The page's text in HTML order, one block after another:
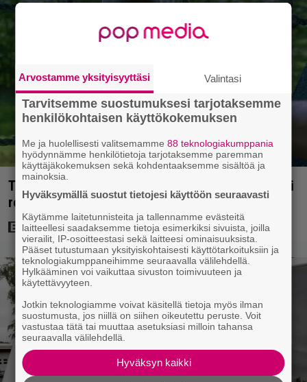
Tuleva videopelielokuva jäi Sam Neillin viimeiseksi
rooliksi
Arvostamme yksityisyyttäsi Valintasi
Tarvitsemme suostumuksesi tarjotaksemme
henkilökohtaisen käyttökokemuksen
Me ja huolellisesti valitsemamme88 teknologiakumppania
hyödynnämme henkilötietoja tarjotaksemme paremman
käyttäjäkokemuksen sekä kohdentaaksemme sisältöä ja
mainoksia.
Hyväksymällä suostut tietojesi käyttöön seuraavasti
Käytämme laitetunnisteita ja tallennamme evästeitä
laitteellesi saadaksemme tietoja esimerkiksi sivuista, joilla
vierailit, IP-osoitteestasi sekä laitteesi ominaisuuksista.
Pääset tutustumaan yksityiskohtaisesti käyttötarkoituksiin ja
teknologiakumppaneihimme seuraavalla välilehdellä.
Hylkääminen voi vaikuttaa sivuston toimivuuteen ja
käytettävyyteen.
Jotkin teknologiamme voivat käsitellä tietoja myös ilman
suostumusta, jos niillä on siihen oikeutettu peruste. Voit
vastustaa tätä tai muuttaa asetuksiasi milloin tahansa
seuraavalla välilehdellä.
Hyväksyn kaikki